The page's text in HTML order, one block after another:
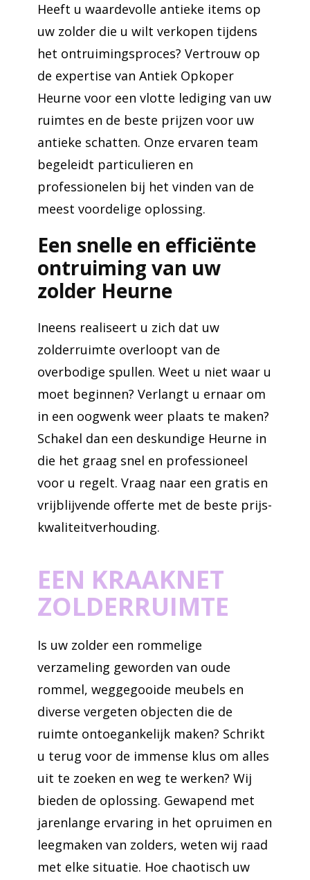
Heeft u waardevolle antieke items op
uw zolder die u wilt verkopen tijdens
het ontruimingsproces? Vertrouw op
de expertise van Antiek Opkoper
Heurne voor een vlotte lediging van uw
ruimtes en de beste prijzen voor uw
antieke schatten. Onze ervaren team
begeleidt particulieren en
professionelen bij het vinden van de
meest voordelige oplossing.
Een snelle en efficiënte
ontruiming van uw
zolder Heurne
Ineens realiseert u zich dat uw
zolderruimte overloopt van de
overbodige spullen. Weet u niet waar u
moet beginnen? Verlangt u ernaar om
in een oogwenk weer plaats te maken?
Schakel dan een deskundige Heurne in
die het graag snel en professioneel
voor u regelt. Vraag naar een gratis en
vrijblijvende offerte met de beste prijs-
kwaliteitverhouding.
EEN KRAAKNET
ZOLDERRUIMTE
Is uw zolder een rommelige
verzameling geworden van oude
rommel, weggegooide meubels en
diverse vergeten objecten die de
ruimte ontoegankelijk maken? Schrikt
u terug voor de immense klus om alles
uit te zoeken en weg te werken? Wij
bieden de oplossing. Gewapend met
jarenlange ervaring in het opruimen en
leegmaken van zolders, weten wij raad
met elke situatie. Hoe chaotisch uw